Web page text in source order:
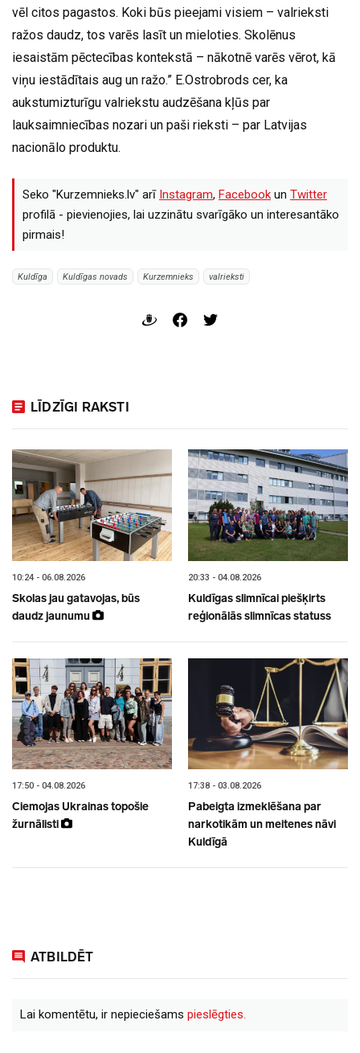
vēl citos pagastos. Koki būs pieejami visiem – valrieksti
ražos daudz, tos varēs lasīt un mieloties. Skolēnus
iesaistām pēctecības kontekstā – nākotnē varēs vērot, kā
viņu iestādītais aug un ražo.” E.Ostrobrods cer, ka
aukstumizturīgu valriekstu audzēšana kļūs par
lauksaimniecības nozari un paši rieksti – par Latvijas
nacionālo produktu.
Seko "Kurzemnieks.lv" arī Instagram, Facebook un Twitter
profilā - pievienojies, lai uzzinātu svarīgāko un interesantāko
pirmais!
Kuldīga Kuldīgas novads Kurzemnieks valrieksti
LĪDZĪGI RAKSTI
10:24 - 06.08.2026
Skolas jau gatavojas, būs
daudz jaunumu
20:33 - 04.08.2026
Kuldīgas slimnīcai piešķirts
reģionālās slimnīcas statuss
17:50 - 04.08.2026
Ciemojas Ukrainas topošie
žurnālisti
17:38 - 03.08.2026
Pabeigta izmeklēšana par
narkotikām un meitenes nāvi
Kuldīgā
ATBILDĒT
Lai komentētu, ir nepieciešams pieslēgties.